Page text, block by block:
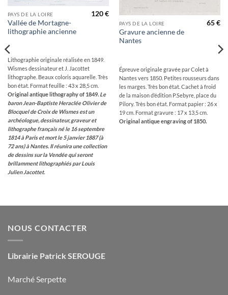
PAYS DE LA LOIRE
Vallée de Mortagne-
lithographie ancienne
120€
Lithographie originale réalisée en 1849.
Wismes dessinateur et J. Jacottet
lithographe. Beaux coloris aquarelle. Très
bon état. Format feuille : 43 x 28,5 cm.
Original antique lithography of 1849. Le
baron Jean-Baptiste Heraclée Olivier de
Blocquel de Croix de Wismes est un
archéologue, dessinateur, graveur et
lithographe français né le 16 septembre
1814 à Paris et mort le 5 janvier 1887 (à
72 ans) à Nantes. Il réunira une collection
de dessins sur la Vendée qui seront
brillamment lithographiés par Louis
Julien Jacottet.
PAYS DE LA LOIRE
Gravure ancienne de
Nantes
65€
Épreuve originale gravée par Colet à
Nantes vers 1850. Petites rousseurs dans
les marges. Très bon état. Cachet à froid
de la maison d’édition P.Sebyre, place du
Pilory. Très bon état. Format papier : 26 x
19 cm. Format gravure : 17 x 13,5 cm.
Original antique engraving of 1850.
NOUS CONTACTER
Librairie Patrick SEROUGE
Marché Serpette